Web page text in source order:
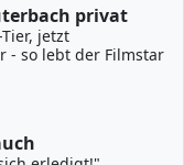
privat
jetzt
- so lebt der Filmstar